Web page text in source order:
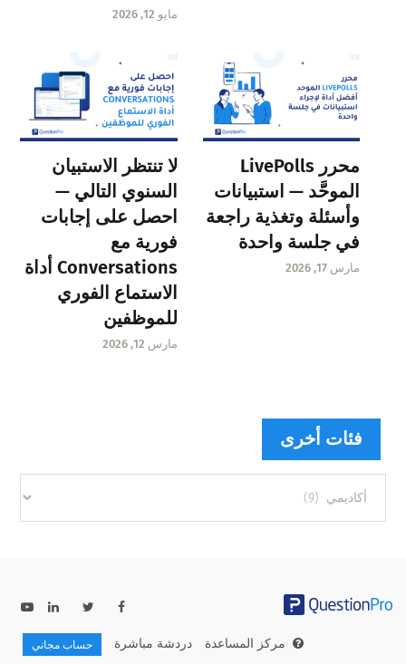
مايو 12, 2026
محرر LivePolls
الموحَّد — استبيانات
وأسئلة وتغذية راجعة
في جلسة واحدة
مارس 17, 2026
لا تنتظر الاستبيان
السنوي التالي —
احصل على إجابات
فورية مع
Conversations أداة
الاستماع الفوري
للموظفين
مارس 12, 2026
فئات أخرى
أخرى
مركز المساعدة دردشة مباشرة حساب مجاني